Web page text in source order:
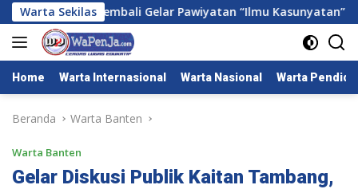
Langsung
ke
konten
Warta Sekilas
Kembali Gelar Pawiyatan “Ilmu Kasunyatan” Bagi
Home Warta Internasional Warta Nasional Warta
Beranda Warta Banten
Warta Banten
Gelar Diskusi Publik Kaitan Tambang,